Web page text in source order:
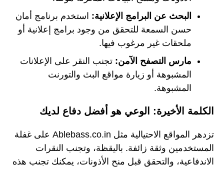
البحث عن البرامج الإعلانية: استخدم برنامج أمان
حسن السمعة للتحقق من وجود برامج إعلانية أو
ملحقات غير مرغوب فيها.
مارس التصفح الآمن: تجنب النقر على الإعلانات
المشبوهة أو زيارة مواقع البث والتورنت
المشبوهة.
الكلمة الأخيرة: الوعي هو أفضل دفاع لديك
تزدهر المواقع الاحتيالية مثل Ablebass.co.in على غفلة
المستخدمين وثقة زائفة. باليقظة، وتجنب النقرات
الاندفاعية، والتحقق قبل منح الأذونات، يمكنك تجنب هذه